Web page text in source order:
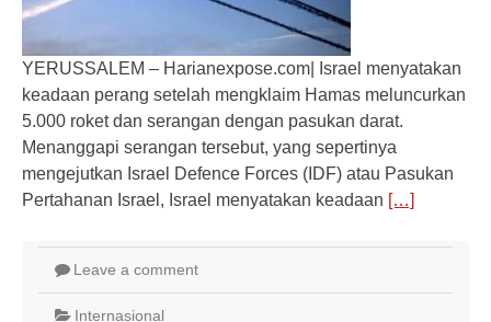
YERUSSALEM – Harianexpose.com| Israel menyatakan
keadaan perang setelah mengklaim Hamas meluncurkan
5.000 roket dan serangan dengan pasukan darat.
Menanggapi serangan tersebut, yang sepertinya
mengejutkan Israel Defence Forces (IDF) atau Pasukan
Pertahanan Israel, Israel menyatakan keadaan […]
Leave a comment
Internasional